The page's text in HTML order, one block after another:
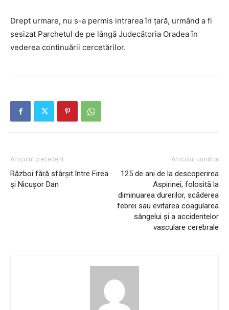
Drept urmare, nu s-a permis intrarea în ţară, urmând a fi
sesizat Parchetul de pe lângă Judecătoria Oradea în
vederea continuării cercetărilor.
Articolul precedent
Război fără sfârșit între Firea
și Nicușor Dan
Articolul următor
125 de ani de la descoperirea
Aspirinei, folosită la
diminuarea durerilor, scăderea
febrei sau evitarea coagularea
sângelui și a accidentelor
vasculare cerebrale